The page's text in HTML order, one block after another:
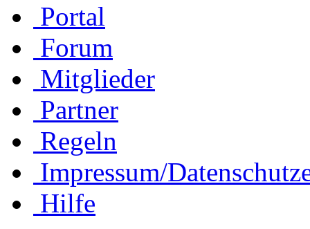
Portal
Forum
Mitglieder
Partner
Regeln
Impressum/
Hilfe